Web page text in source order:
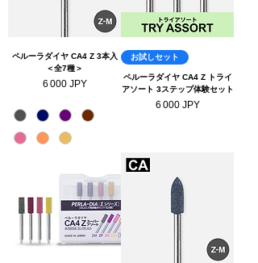
ペルーラダイヤ CA4 Z 3本入
＜全7種＞
Prix
6 000 JPY
お試しセット
ペルーラダイヤ CA4 Z トライ
アソート 3ステップ体験セット
Prix
6 000 JPY